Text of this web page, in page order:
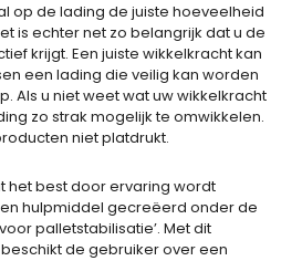
op de lading de juiste hoeveelheid
is echter net zo belangrijk dat u de
krijgt. Een juiste wikkelkracht kan
een lading die veilig kan worden
Als u niet weet wat uw wikkelkracht
zo strak mogelijk te omwikkelen.
niet platdrukt.
het best door ervaring wordt
hulpmiddel gecreëerd onder de
palletstabilisatie’. Met dit
de gebruiker over een